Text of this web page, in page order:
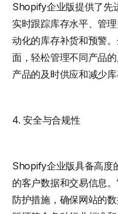
Shopify企业版提供了先
实时跟踪库存水平、管
动化的库存补货和预警
面，轻松管理不同产品
产品的及时供应和减少库
4. 安全与合规性
Shopify企业版具备高度
的客户数据和交易信息
防护措施，确保网站的